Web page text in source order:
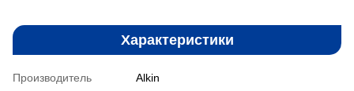
Характеристики
Производитель
Alkin